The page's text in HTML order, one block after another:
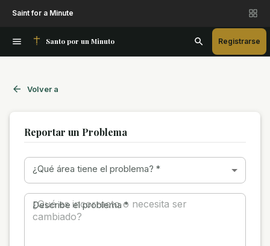
Saint for a Minute
Santo por un Minuto Registrarse
Volver a
Reportar un Problema
¿Qué área tiene el problema? *
Describe el problema *